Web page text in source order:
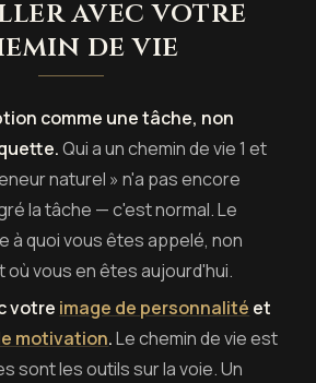
avec votre
de vie
comme une tâche, non
Qui a un chemin de vie 1 et
naturel » n'a pas encore
la tâche — c'est normal. Le
à quoi vous êtes appelé, non
vous en êtes aujourd'hui.
votre image de personnalité et
motivation.Le chemin de vie est
sont les outils sur la voie. Un